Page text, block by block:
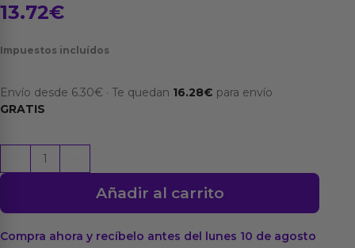
13.72€
Impuestos incluídos
Envío desde 6.30€ · Te quedan 16.28€ para envío
GRATIS
Strap
Encaje
con
Añadir al carrito
Compra ahora y recíbelo antes del lunes 10 de agosto